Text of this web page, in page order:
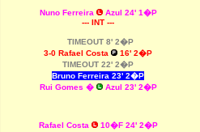
Nuno Ferreira
Azul 24' 1�P
--- INT ---
TIMEOUT 8' 2�P
3-0 Rafael Costa
16' 2�P
TIMEOUT 22' 2�P
Bruno Ferreira 23' 2�P
Rui Gomes �
Azul 23' 2�P
Rafael Costa
10�F 24' 2�P